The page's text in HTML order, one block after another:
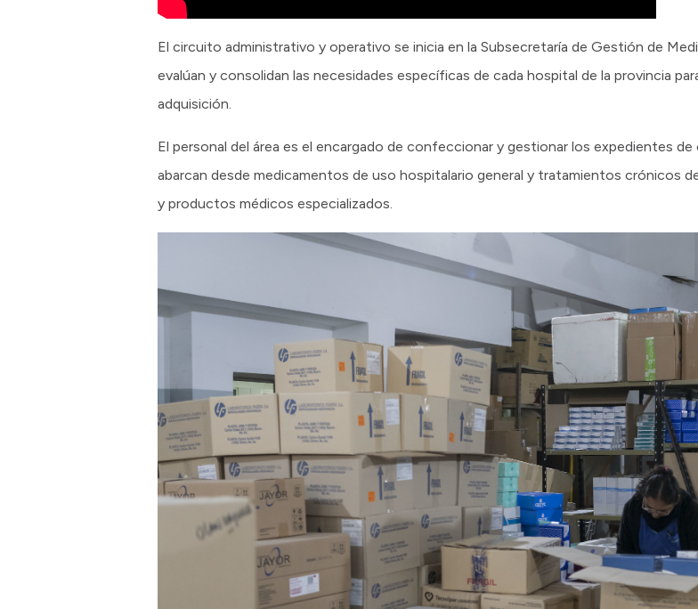
El circuito administrativo y operativo se inicia en la Subsecretaría de Gestión de
evalúan y consolidan las necesidades específicas de cada hospital de la provincia
adquisición.
El personal del área es el encargado de confeccionar y gestionar los expedientes
abarcan desde medicamentos de uso hospitalario general y tratamientos crónicos
y productos médicos especializados.